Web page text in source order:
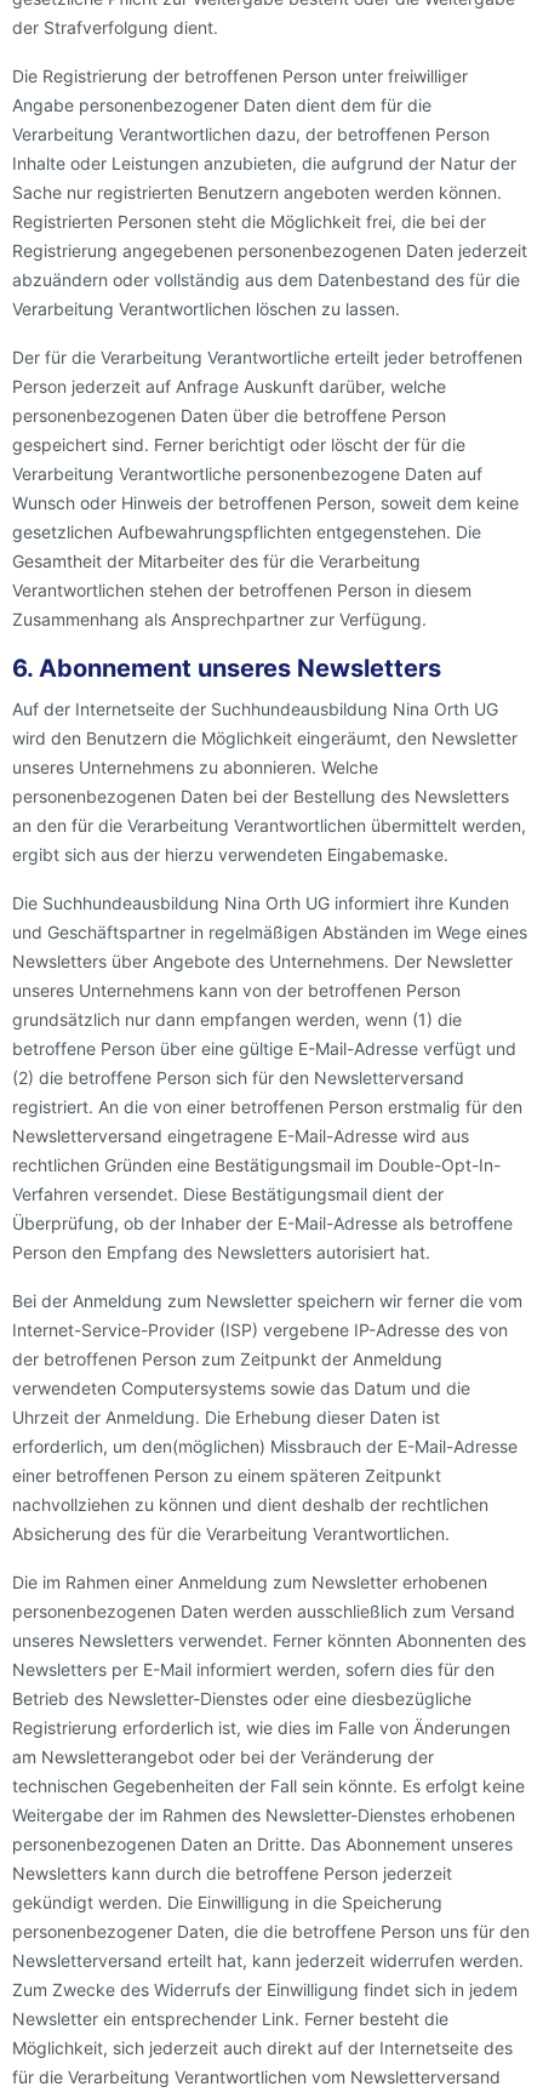
der Strafverfolgung dient.
Die Registrierung der betroffenen Person unter freiwilliger
Angabe personenbezogener Daten dient dem für die
Verarbeitung Verantwortlichen dazu, der betroffenen Person
Inhalte oder Leistungen anzubieten, die aufgrund der Natur der
Sache nur registrierten Benutzern angeboten werden können.
Registrierten Personen steht die Möglichkeit frei, die bei der
Registrierung angegebenen personenbezogenen Daten jederzeit
abzuändern oder vollständig aus dem Datenbestand des für die
Verarbeitung Verantwortlichen löschen zu lassen.
Der für die Verarbeitung Verantwortliche erteilt jeder betroffenen
Person jederzeit auf Anfrage Auskunft darüber, welche
personenbezogenen Daten über die betroffene Person
gespeichert sind. Ferner berichtigt oder löscht der für die
Verarbeitung Verantwortliche personenbezogene Daten auf
Wunsch oder Hinweis der betroffenen Person, soweit dem keine
gesetzlichen Aufbewahrungspflichten entgegenstehen. Die
Gesamtheit der Mitarbeiter des für die Verarbeitung
Verantwortlichen stehen der betroffenen Person in diesem
Zusammenhang als Ansprechpartner zur Verfügung.
6. Abonnement unseres Newsletters
Auf der Internetseite der Suchhundeausbildung Nina Orth UG
wird den Benutzern die Möglichkeit eingeräumt, den Newsletter
unseres Unternehmens zu abonnieren. Welche
personenbezogenen Daten bei der Bestellung des Newsletters
an den für die Verarbeitung Verantwortlichen übermittelt werden,
ergibt sich aus der hierzu verwendeten Eingabemaske.
Die Suchhundeausbildung Nina Orth UG informiert ihre Kunden
und Geschäftspartner in regelmäßigen Abständen im Wege eines
Newsletters über Angebote des Unternehmens. Der Newsletter
unseres Unternehmens kann von der betroffenen Person
grundsätzlich nur dann empfangen werden, wenn (1) die
betroffene Person über eine gültige E-Mail-Adresse verfügt und
(2) die betroffene Person sich für den Newsletterversand
registriert. An die von einer betroffenen Person erstmalig für den
Newsletterversand eingetragene E-Mail-Adresse wird aus
rechtlichen Gründen eine Bestätigungsmail im Double-Opt-In-
Verfahren versendet. Diese Bestätigungsmail dient der
Überprüfung, ob der Inhaber der E-Mail-Adresse als betroffene
Person den Empfang des Newsletters autorisiert hat.
Bei der Anmeldung zum Newsletter speichern wir ferner die vom
Internet-Service-Provider (ISP) vergebene IP-Adresse des von
der betroffenen Person zum Zeitpunkt der Anmeldung
verwendeten Computersystems sowie das Datum und die
Uhrzeit der Anmeldung. Die Erhebung dieser Daten ist
erforderlich, um den(möglichen) Missbrauch der E-Mail-Adresse
einer betroffenen Person zu einem späteren Zeitpunkt
nachvollziehen zu können und dient deshalb der rechtlichen
Absicherung des für die Verarbeitung Verantwortlichen.
Die im Rahmen einer Anmeldung zum Newsletter erhobenen
personenbezogenen Daten werden ausschließlich zum Versand
unseres Newsletters verwendet. Ferner könnten Abonnenten des
Newsletters per E-Mail informiert werden, sofern dies für den
Betrieb des Newsletter-Dienstes oder eine diesbezügliche
Registrierung erforderlich ist, wie dies im Falle von Änderungen
am Newsletterangebot oder bei der Veränderung der
technischen Gegebenheiten der Fall sein könnte. Es erfolgt keine
Weitergabe der im Rahmen des Newsletter-Dienstes erhobenen
personenbezogenen Daten an Dritte. Das Abonnement unseres
Newsletters kann durch die betroffene Person jederzeit
gekündigt werden. Die Einwilligung in die Speicherung
personenbezogener Daten, die die betroffene Person uns für den
Newsletterversand erteilt hat, kann jederzeit widerrufen werden.
Zum Zwecke des Widerrufs der Einwilligung findet sich in jedem
Newsletter ein entsprechender Link. Ferner besteht die
Möglichkeit, sich jederzeit auch direkt auf der Internetseite des
für die Verarbeitung Verantwortlichen vom Newsletterversand